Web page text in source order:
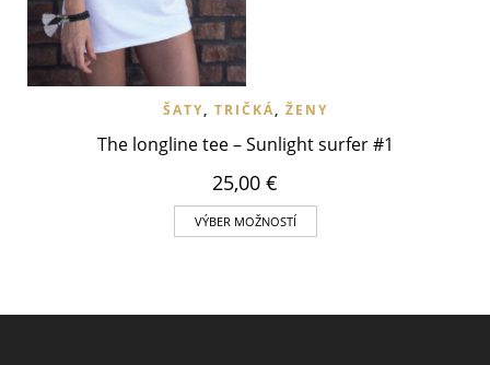
ŠATY, TRIČKÁ, ŽENY
The longline tee – Sunlight surfer #1
25,00 €
VÝBER MOŽNOSTÍ